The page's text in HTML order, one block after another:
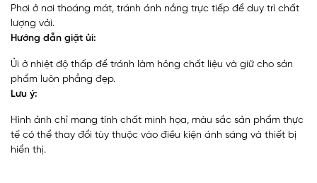
Phơi ở nơi thoáng mát, tránh ánh nắng trực tiếp để duy trì chất
lượng vải.
Hướng dẫn giặt ủi:
Ủi ở nhiệt độ thấp để tránh làm hỏng chất liệu và giữ cho sản
phẩm luôn phẳng đẹp.
Lưu ý:
Hình ảnh chỉ mang tính chất minh họa, màu sắc sản phẩm thực
tế có thể thay đổi tùy thuộc vào điều kiện ánh sáng và thiết bị
hiển thị.